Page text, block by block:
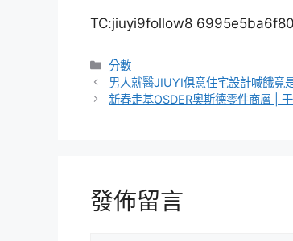
TC:jiuyi9follow8
分
類
分數
男人就醫JIUYI俱意住宅設計喊餓竟
新春走基OSDER奧斯德零件商層 |
發佈留言